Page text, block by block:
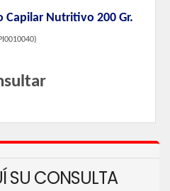
Capilar Nutritivo 200 Gr.
)
SU CONSULTA